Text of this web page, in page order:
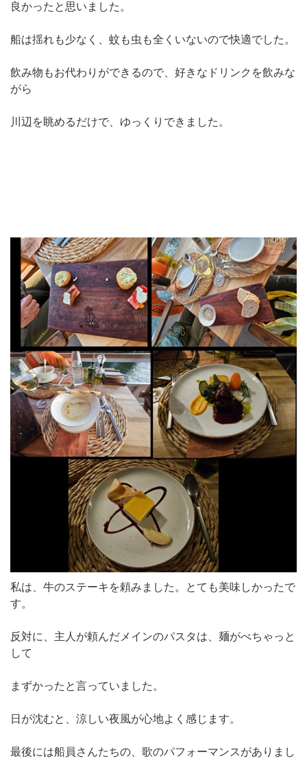
良かったと思いました。
船は揺れも少なく、蚊も虫も全くいないので快適でした。
飲み物もお代わりができるので、好きなドリンクを飲みな
がら
川辺を眺めるだけで、ゆっくりできました。
私は、牛のステーキを頼みました。とても美味しかったで
す。
反対に、主人が頼んだメインのパスタは、麺がべちゃっと
して
まずかったと言っていました。
日が沈むと、涼しい夜風が心地よく感じます。
最後には船員さんたちの、歌のパフォーマンスがありまし